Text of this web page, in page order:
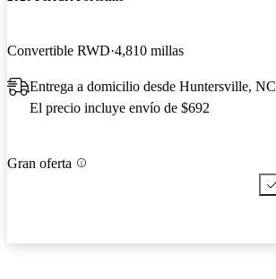
Convertible RWD 4,810 millas
Entrega a domicilio desde Huntersville, NC
El precio incluye envío de $692
Gran oferta